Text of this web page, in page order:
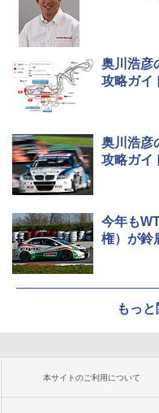
奥川浩彦
攻略ガイ
奥川浩彦
攻略ガイ
今年も
権）が鈴
もっ
本サイトのご利用について